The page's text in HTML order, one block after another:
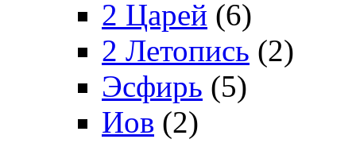
2 Царей (6)
2 Летопись (2)
Эсфирь (5)
Иов (2)